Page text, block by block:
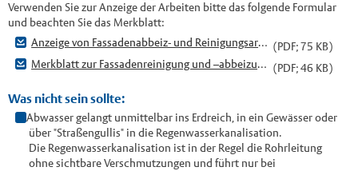
Verwenden Sie zur Anzeige der Arbeiten bitte das folgende Formular
und beachten Sie das Merkblatt:
Anzeige von Fassadenabbeiz- und Reinigungsarbeiten, Graffiti-Entfernung (PDF; 75 KB)
Merkblatt zur Fassadenreinigung und –abbeizung, Graffiti-Entfernung (PDF; 46 KB)
Was nicht sein sollte:
Abwasser gelangt unmittelbar ins Erdreich, in ein Gewässer oder
über "Straßengullis" in die Regenwasserkanalisation.
Die Regenwasserkanalisation ist in der Regel die Rohrleitung
ohne sichtbare Verschmutzungen und führt nur bei